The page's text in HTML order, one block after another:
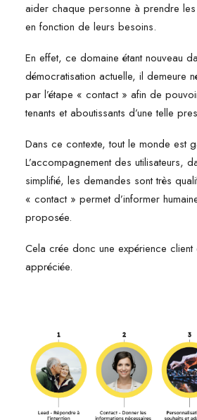
aider chaque personne à prendre
en fonction de leurs besoins.
En effet, ce domaine étant nouveau
démocratisation actuelle, il demeure
par l’étape « contact » afin de
tenants et aboutissants d’une telle
Dans ce contexte, tout le monde est
L’accompagnement des utilisateurs,
simplifié, les demandes sont très
« contact » permet d’informer
proposée.
Cela crée donc une expérience client
appréciée.